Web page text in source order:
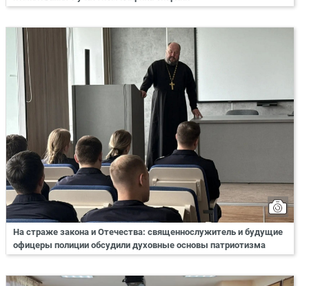
На страже закона и Отечества: священнослужитель и будущие
офицеры полиции обсудили духовные основы патриотизма